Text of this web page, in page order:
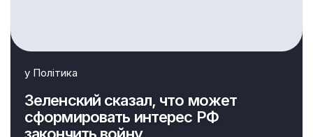
у Політика
Зеленский сказал, что может
сформировать интерес РФ